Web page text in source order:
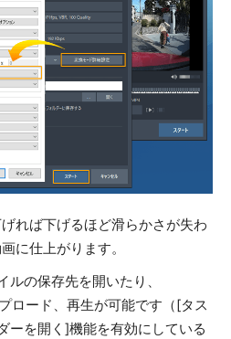
れば下げるほど滑らかさが失わ
に仕上がります。
の保存先を開いたり、
ロード、再生が可能です（[タス
ーを開く]機能を有効にしている